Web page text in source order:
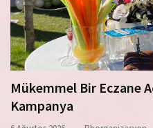
Mükemmel Bir Eczane
Kampanya